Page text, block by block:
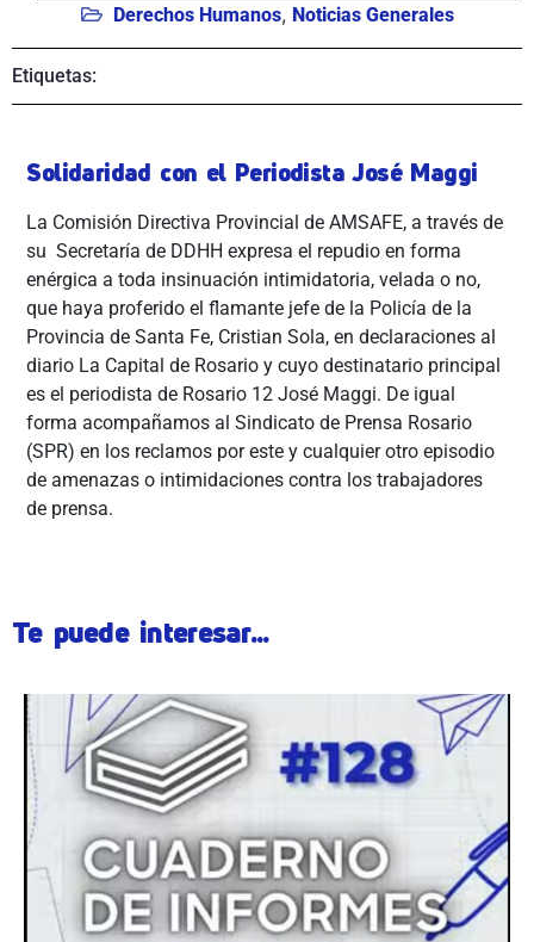
Derechos Humanos, Noticias Generales
Etiquetas:
Solidaridad con el Periodista José Maggi
La Comisión Directiva Provincial de AMSAFE, a través de
su Secretaría de DDHH expresa el repudio en forma
enérgica a toda insinuación intimidatoria, velada o no,
que haya proferido el flamante jefe de la Policía de la
Provincia de Santa Fe, Cristian Sola, en declaraciones al
diario La Capital de Rosario y cuyo destinatario principal
es el periodista de Rosario 12 José Maggi. De igual
forma acompañamos al Sindicato de Prensa Rosario
(SPR) en los reclamos por este y cualquier otro episodio
de amenazas o intimidaciones contra los trabajadores
de prensa.
Te puede interesar...